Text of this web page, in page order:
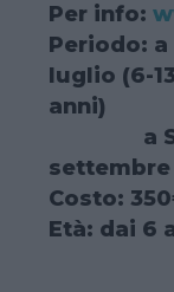
Per info:
Periodo: a
luglio (6-
anni)
a
settembre
Costo:
Età: dai 6